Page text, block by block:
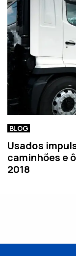
BLOG
Usados
caminhões e
2018